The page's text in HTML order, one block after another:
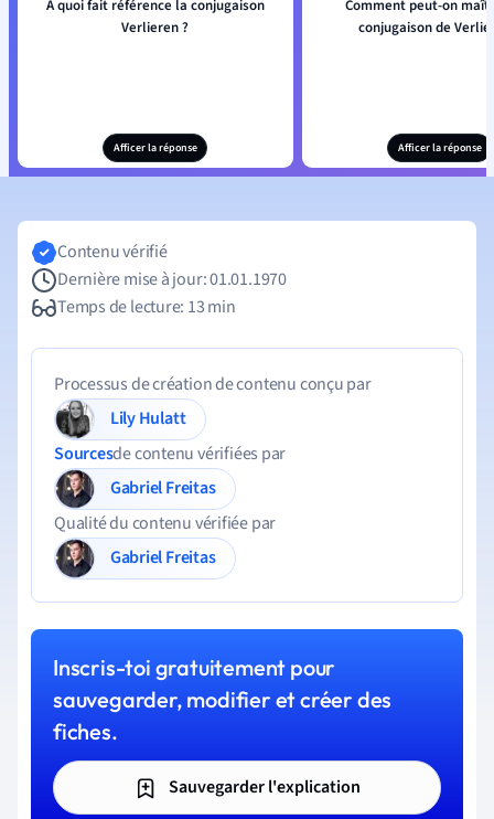
À quoi fait référence la conjugaison
Verlieren ?
Afficer la réponse
Comment peut-on
conjugaison de
Afficer la réponse
Contenu vérifié
Dernière mise à jour: 01.01.1970
Temps de lecture: 13 min
Processus de création de contenu conçu par
Lily Hulatt
Sourcesde contenu vérifiées par
Gabriel Freitas
Qualité du contenu vérifiée par
Gabriel Freitas
Inscris-toi gratuitement pour
sauvegarder, modifier et créer des
fiches.
Sauvegarder l'explication